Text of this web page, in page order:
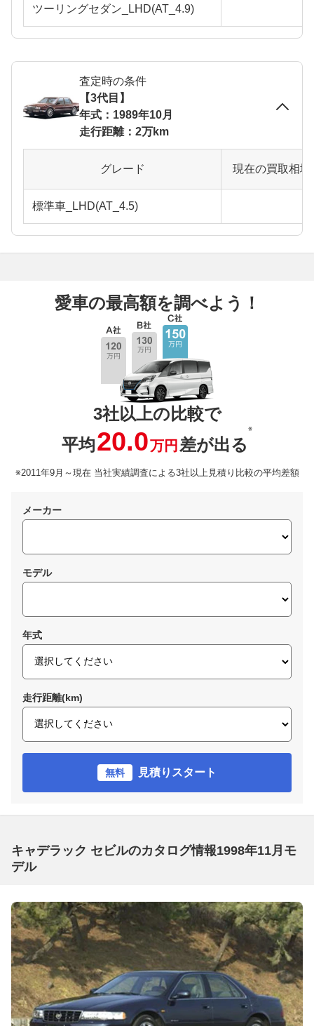
ツーリングセダン_LHD(AT_4.9)
査定時の条件
【3代目】
年式：1989年10月
走行距離：2万km
グレード 現在の買取相
標準車_LHD(AT_4.5)
愛車の最高額を調べよう！
3社以上の比較で
平均20.0万円 差が出る
※
※2011年9月～現在 当社実績調査による3社以上見積り比較の平均差額
メーカー
モデル
年式
走行距離(km)
無料 見積りスタート
キャデラック セビルのカタログ情報1998年11月モ
デル